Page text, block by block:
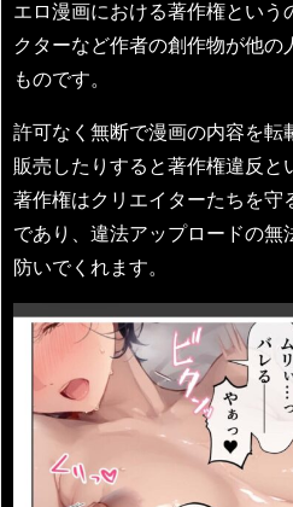
エロ漫画における著作権という
クターなど作者の創作物が他の
ものです。
許可なく無断で漫画の内容を転
販売したりすると著作権違反と
著作権はクリエイターたちを守
であり、違法アップロードの無
防いでくれます。